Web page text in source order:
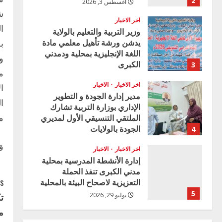
أغسطس 3, 2026
3
اخر الاخبار
وزير التربية والتعليم بالولاية
يدشن ورشة تأهيل معلمي مادة
اللغة الإنجليزية بمحلية ودمدني
الكبرى
4
اخر الاخبار الاخبار
مدير إدارة الجودة و التطوير
الإداري بوزارة التربية تشارك
الملتقي التنسيقي الأول لمديري
الجودة بالولايات
5
اخر الاخبار الاخبار
إدارة الأنشطة المدرسية بمحلية
مدني الكبرى تنفذ الحملة
التعزيزية لاصحاح البيئة بالمحلية
يوليو 29, 2026